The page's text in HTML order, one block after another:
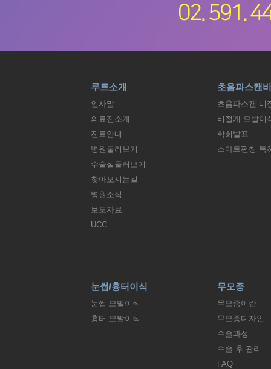
루트소개
인사말
의료진소개
진료안내
병원둘러보기
수술실둘러보기
찾아오시는길
병원소식
보도자료
UCC
초음파스캔
초음파스캔 비
비절개 모발이
학회발표
스마트펀칭 특
눈썹/흉터이식
눈썹 모발이식
흉터 모발이식
무모증
무모증이란
무모증디자인
수술과정
수술 후 관리
FAQ